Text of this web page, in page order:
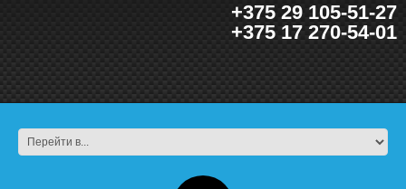
+375 29 105-51-27
+375 17 270-54-01